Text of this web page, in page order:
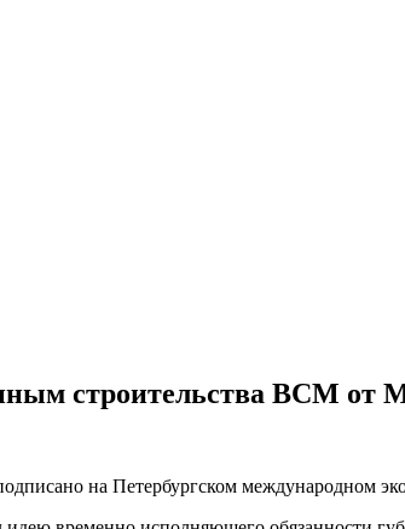
строительства ВСМ от
на Петербургском международном